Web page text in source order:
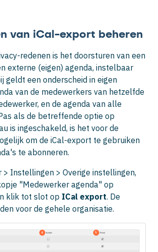
van iCal-export beheren
redenen is het doorsturen van een
externe (eigen) agenda, instelbaar
geldt een onderscheid in eigen
van de medewerkers van hetzelfde
en de agenda van alle
als de betreffende optie op
is ingeschakeld, is het voor de
om de iCal-export te gebruiken
te abonneren.
> Instellingen > Overige instellingen,
"Medewerker agenda" op
klik tot slot op ICal export. De
voor de gehele organisatie.